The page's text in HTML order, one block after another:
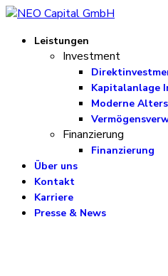
Leistungen
Investment
Kapitalanlage
Moderne
Finanzierung
Finanzierung
Über uns
Kontakt
Karriere
Presse & News